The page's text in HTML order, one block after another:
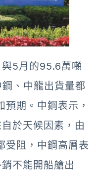
5月的95.6萬噸
、中龍出貨量都
期。中鋼表示，
於天候因素，由
受阻，中鋼高層表
不能開船艙出